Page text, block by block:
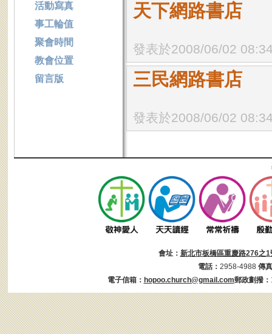
天下網路書店
發表於2008/06/02
三民網路書店
發表於2008/06/02
活動寫真
事工輪值
聚會時間
教會位置
留言版
會址： 新北市板橋區重慶路276之1
電話： 2958-4988 傳
電子信箱： hopoo.church@gmail.com郵政劃撥：